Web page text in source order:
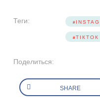
Теги:
ТІКТОК
Поделиться:
SHARE